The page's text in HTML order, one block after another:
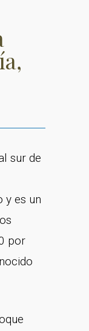
sur de
y es un
por